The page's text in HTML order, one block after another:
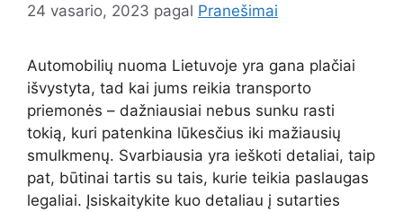
24 vasario, 2023 pagal Pranešimai
Automobilių nuoma Lietuvoje yra gana plačiai
išvystyta, tad kai jums reikia transporto
priemonės – dažniausiai nebus sunku rasti
tokią, kuri patenkina lūkesčius iki mažiausių
smulkmenų. Svarbiausia yra ieškoti detaliai, taip
pat, būtinai tartis su tais, kurie teikia paslaugas
legaliai. Įsiskaitykite kuo detaliau į sutarties